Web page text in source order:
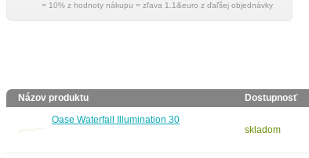
= 10% z hodnoty nákupu = zľava 1.1&euro z ďaľšej objednávky
Názov produktu Dostupnosť
Oase Waterfall Illumination 30
skladom